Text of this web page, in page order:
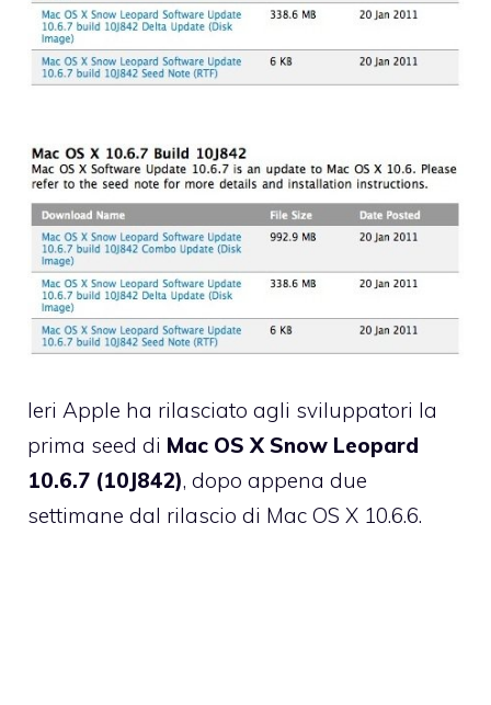
Ieri Apple ha rilasciato agli sviluppatori la
prima seed di Mac OS X Snow Leopard
10.6.7 (10J842), dopo appena due
settimane dal rilascio di Mac OS X 10.6.6.